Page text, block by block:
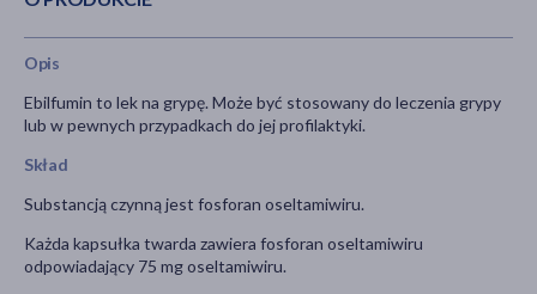
Opis
Ebilfumin to lek na grypę. Może być stosowany do leczenia grypy
lub w pewnych przypadkach do jej profilaktyki.
Skład
Substancją czynną jest fosforan oseltamiwiru.
Każda kapsułka twarda zawiera fosforan oseltamiwiru
odpowiadający 75 mg oseltamiwiru.